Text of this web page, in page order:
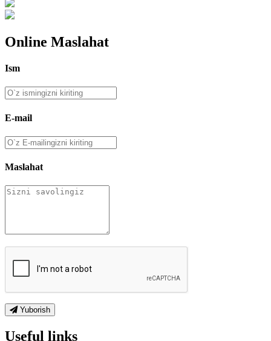
Online Maslahat
Ism
E-mail
Maslahat
Yuborish
Useful links